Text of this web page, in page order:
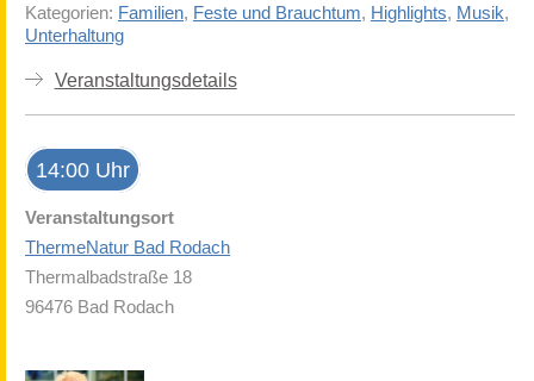
Kategorien: Familien, Feste und Brauchtum, Highlights, Musik,
Unterhaltung
Veranstaltungsdetails
14:00 Uhr
Veranstaltungsort
ThermeNatur Bad Rodach
Thermalbadstraße 18
96476 Bad Rodach